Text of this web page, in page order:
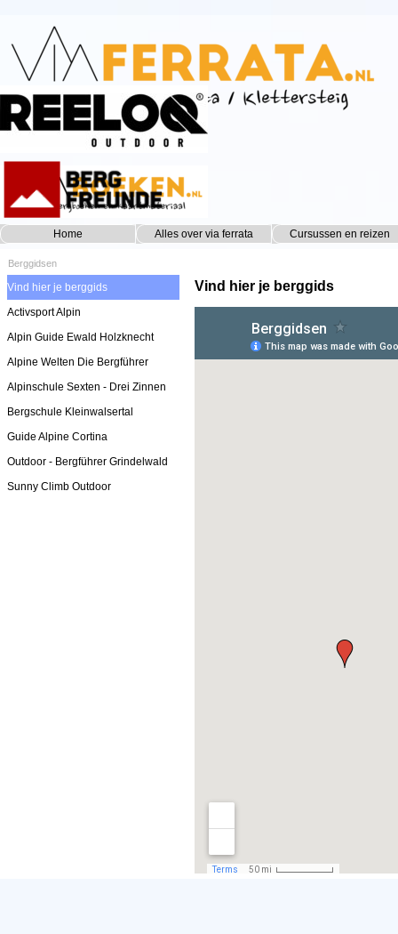
Home Alles over via ferrata ▼
Cursussen en reizen
Berggidsen
Vind hier je berggids
Activsport Alpin
Alpin Guide Ewald Holzknecht
Alpine Welten Die Bergführer
Alpinschule Sexten - Drei Zinnen
Bergschule Kleinwalsertal
Guide Alpine Cortina
Outdoor - Bergführer Grindelwald
Sunny Climb Outdoor
Vind hier je berggids